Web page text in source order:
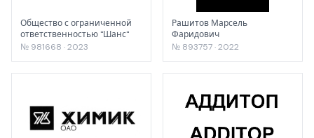
Общество с ограниченной
ответственностью "Шанс"
№ 981668 · 2023
Рашитов Марсель
Фаридович
№ 893757 · 2022